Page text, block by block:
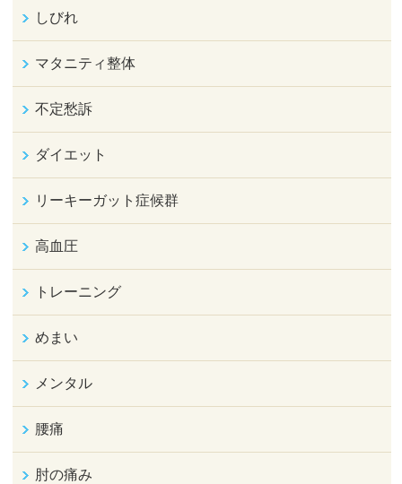
しびれ
マタニティ整体
不定愁訴
ダイエット
リーキーガット症候群
高血圧
トレーニング
めまい
メンタル
腰痛
肘の痛み